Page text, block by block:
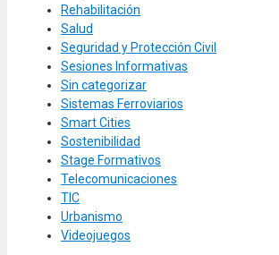
Rehabilitación
Salud
Seguridad y Protección Civil
Sesiones Informativas
Sin categorizar
Sistemas Ferroviarios
Smart Cities
Sostenibilidad
Stage Formativos
Telecomunicaciones
TIC
Urbanismo
Videojuegos